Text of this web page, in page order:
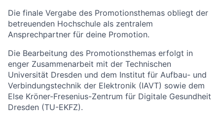
Die finale Vergabe des Promotionsthemas obliegt der
betreuenden Hochschule als zentralem
Ansprechpartner für deine Promotion.
Die Bearbeitung des Promotionsthemas erfolgt in
enger Zusammenarbeit mit der Technischen
Universität Dresden und dem Institut für Aufbau- und
Verbindungstechnik der Elektronik (IAVT) sowie dem
Else Kröner-Fresenius-Zentrum für Digitale Gesundheit
Dresden (TU-EKFZ).